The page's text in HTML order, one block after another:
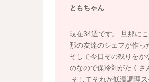
ともちゃん
現在34週です。 旦那に
那の友達のシェフが作っ
そして今日その残りをか
のなので保冷剤がたくさ
そしてそれが低温調理ス